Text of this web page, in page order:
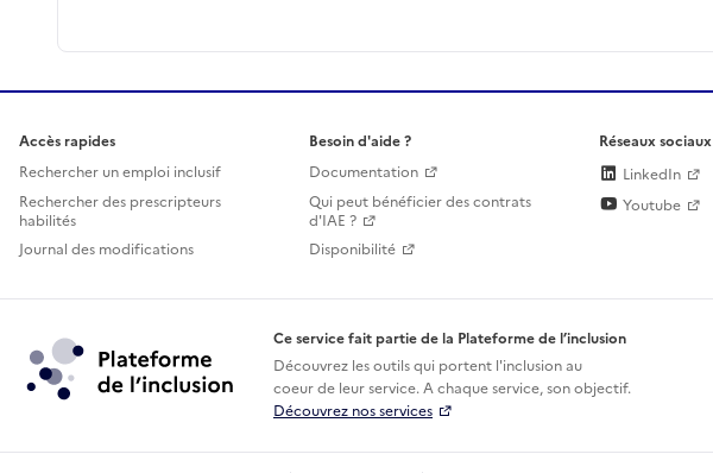
Accès rapides
Rechercher un emploi inclusif
Rechercher des prescripteurs
habilités
Journal des modifications
Besoin d'aide ?
Documentation
Qui peut bénéficier des contrats
d'IAE ?
Disponibilité
Réseaux sociaux
LinkedIn
Youtube
Ce service fait partie de la Plateforme de l’inclusion
Découvrez les outils qui portent l'inclusion au
coeur de leur service. A chaque service, son objectif.
Découvrez nos services